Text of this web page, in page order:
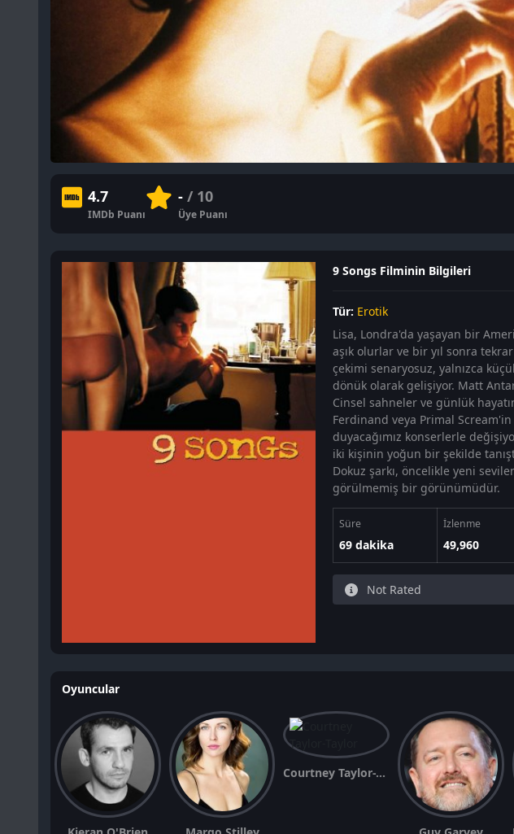
4.7
IMDb Puanı
-/ 10
Üye Puanı
9 Songs Filminin Bilgileri
Tür: Erotik
Lisa, Londra'da yaşayan bir
aşık olurlar ve bir yıl sonra
çekimi senaryosuz, yalnızca
dönük olarak gelişiyor. Matt
Cinsel sahneler ve günlük
Ferdinand veya Primal
duyacağımız konserlerle
iki kişinin yoğun bir şekilde
Dokuz şarkı, öncelikle yeni
görülmemiş bir görünümüdür.
Süre
69 dakika
İzlenme
49,960
Not Rated
Oyuncular
Courtney Taylor-Taylor